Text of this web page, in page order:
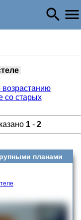
возрастанию
со старых
1- 2
планами